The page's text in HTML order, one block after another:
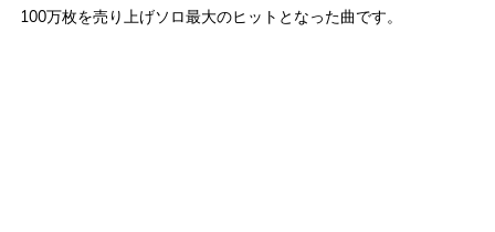
100万枚を売り上げソロ最大のヒットとなった曲です。